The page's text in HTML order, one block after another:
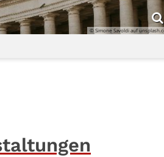
© Simone Savoldi auf